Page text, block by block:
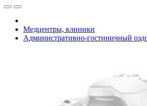
Медцентры, клиники
Административно-гостиничный